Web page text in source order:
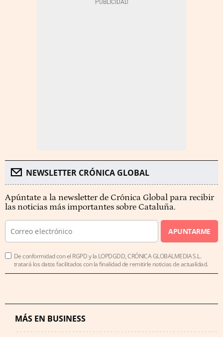
NEWSLETTER CRÓNICA GLOBAL
Apúntate a la newsletter de Crónica Global para recibir
las noticias más importantes sobre Cataluña.
APUNTARME
De conformidad con el RGPD y la LOPDGDD, CRÓNICA GLOBALMEDIA S.L.
tratará los datos facilitados con la finalidad de remitirle noticias de actualidad.
MÁS EN BUSINESS